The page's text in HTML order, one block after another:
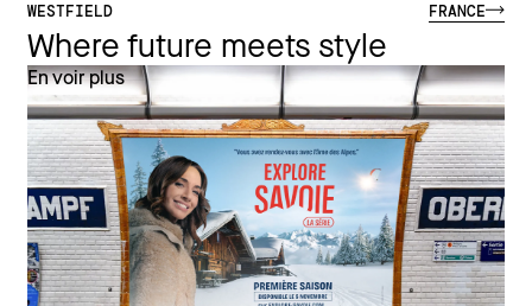
WESTFIELD FRANCE
Where future meets style
En voir plus